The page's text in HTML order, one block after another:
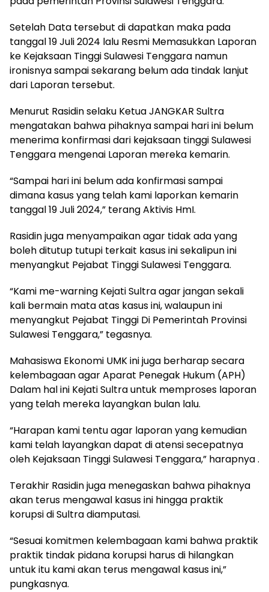
Setelah Data tersebut di dapatkan maka pada
tanggal 19 Juli 2024 lalu Resmi Memasukkan Laporan
ke Kejaksaan Tinggi Sulawesi Tenggara namun
ironisnya sampai sekarang belum ada tindak lanjut
dari Laporan tersebut.
Menurut Rasidin selaku Ketua JANGKAR Sultra
mengatakan bahwa pihaknya sampai hari ini belum
menerima konfirmasi dari kejaksaan tinggi Sulawesi
Tenggara mengenai Laporan mereka kemarin.
“Sampai hari ini belum ada konfirmasi sampai
dimana kasus yang telah kami laporkan kemarin
tanggal 19 Juli 2024,” terang Aktivis HmI.
Rasidin juga menyampaikan agar tidak ada yang
boleh ditutup tutupi terkait kasus ini sekalipun ini
menyangkut Pejabat Tinggi Sulawesi Tenggara.
“Kami me-warning Kejati Sultra agar jangan sekali
kali bermain mata atas kasus ini, walaupun ini
menyangkut Pejabat Tinggi Di Pemerintah Provinsi
Sulawesi Tenggara,” tegasnya.
Mahasiswa Ekonomi UMK ini juga berharap secara
kelembagaan agar Aparat Penegak Hukum (APH)
Dalam hal ini Kejati Sultra untuk memproses laporan
yang telah mereka layangkan bulan lalu.
“Harapan kami tentu agar laporan yang kemudian
kami telah layangkan dapat di atensi secepatnya
oleh Kejaksaan Tinggi Sulawesi Tenggara,” harapnya .
Terakhir Rasidin juga menegaskan bahwa pihaknya
akan terus mengawal kasus ini hingga praktik
korupsi di Sultra diamputasi.
“Sesuai komitmen kelembagaan kami bahwa praktik
praktik tindak pidana korupsi harus di hilangkan
untuk itu kami akan terus mengawal kasus ini,”
pungkasnya.